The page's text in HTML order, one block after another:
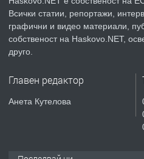
ПРЕДЛАГА
№4119
Къртене
Всички статии, репортажи,
графични и видео материали,
собственост на Haskovo.NET,
друго.
Главен редактор
Анета Кутелова